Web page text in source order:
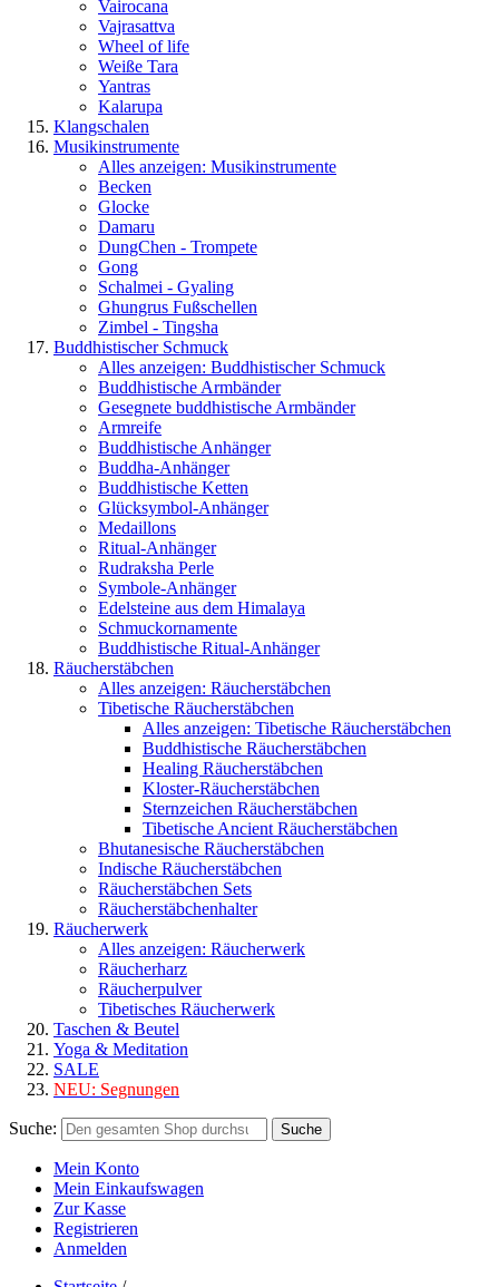
Vairocana
Vajrasattva
Wheel of life
Weiße Tara
Yantras
Kalarupa
Klangschalen
Musikinstrumente
Alles anzeigen: Musikinstrumente
Becken
Glocke
Damaru
DungChen - Trompete
Gong
Schalmei - Gyaling
Ghungrus Fußschellen
Zimbel - Tingsha
Buddhistischer Schmuck
Alles anzeigen: Buddhistischer Schmuck
Buddhistische Armbänder
Gesegnete buddhistische Armbänder
Armreife
Buddhistische Anhänger
Buddha-Anhänger
Buddhistische Ketten
Glücksymbol-Anhänger
Medaillons
Ritual-Anhänger
Rudraksha Perle
Symbole-Anhänger
Edelsteine aus dem Himalaya
Schmuckornamente
Buddhistische Ritual-Anhänger
Räucherstäbchen
Alles anzeigen: Räucherstäbchen
Tibetische Räucherstäbchen
Alles anzeigen: Tibetische Räucherstäbchen
Buddhistische Räucherstäbchen
Healing Räucherstäbchen
Kloster-Räucherstäbchen
Sternzeichen Räucherstäbchen
Tibetische Ancient Räucherstäbchen
Bhutanesische Räucherstäbchen
Indische Räucherstäbchen
Räucherstäbchen Sets
Räucherstäbchenhalter
Räucherwerk
Alles anzeigen: Räucherwerk
Räucherharz
Räucherpulver
Tibetisches Räucherwerk
Taschen & Beutel
Yoga & Meditation
SALE
NEU: Segnungen
Suche: Suche
Mein Konto
Mein Einkaufswagen
Zur Kasse
Registrieren
Anmelden